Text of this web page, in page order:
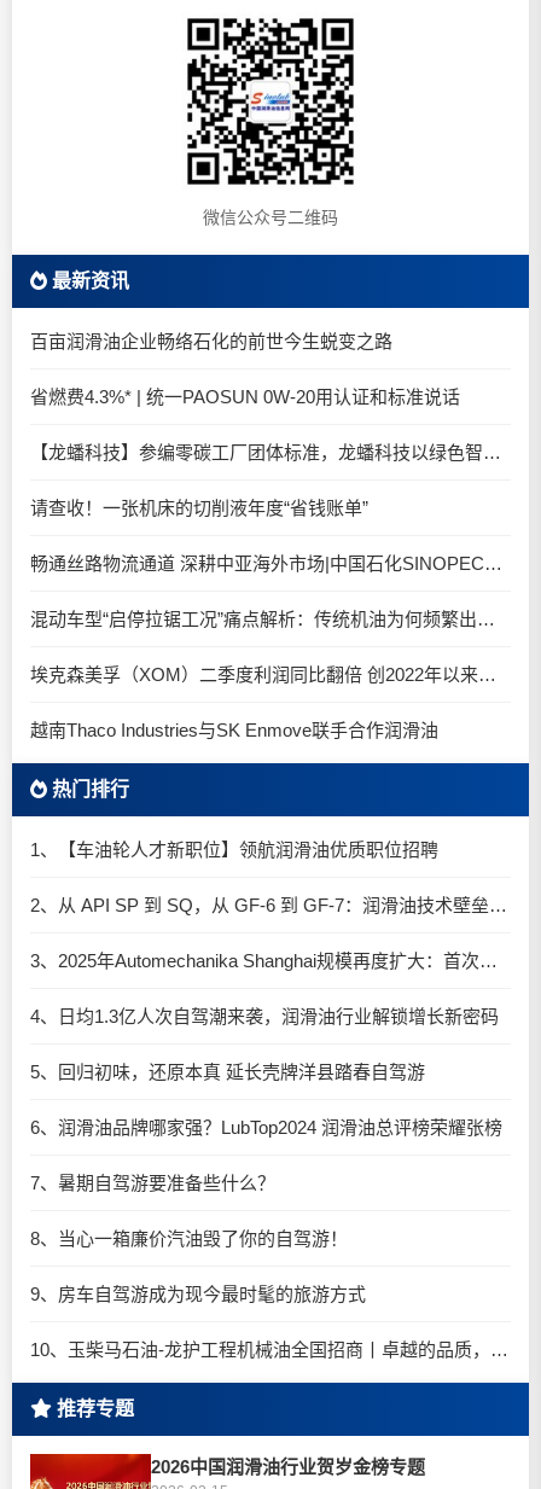
微信公众号二维码
最新资讯
百亩润滑油企业畅络石化的前世今生蜕变之路
省燃费4.3%* | 统一PAOSUN 0W-20用认证和标准说话
【龙蟠科技】参编零碳工厂团体标准，龙蟠科技以绿色智造锚定零碳未来
请查收！一张机床的切削液年度“省钱账单”
畅通丝路物流通道 深耕中亚海外市场|中国石化SINOPEC润滑油北京-阿拉木图图定班列顺利抵达
混动车型“启停拉锯工况”痛点解析：传统机油为何频繁出现油泥堆积？
埃克森美孚（XOM）二季度利润同比翻倍 创2022年以来新高
越南Thaco Industries与SK Enmove联手合作润滑油
热门排行
1、【车油轮人才新职位】领航润滑油优质职位招聘
2、从 API SP 到 SQ，从 GF-6 到 GF-7：润滑油技术壁垒再升高，你准备好了吗？
3、2025年Automechanika Shanghai规模再度扩大：首次启用国家会展中心（上海）全部15个展馆
4、日均1.3亿人次自驾潮来袭，润滑油行业解锁增长新密码​
5、回归初味，还原本真 延长壳牌洋县踏春自驾游
6、润滑油品牌哪家强？LubTop2024 润滑油总评榜荣耀张榜
7、暑期自驾游要准备些什么？
8、当心一箱廉价汽油毁了你的自驾游！
9、房车自驾游成为现今最时髦的旅游方式
10、玉柴马石油-龙护工程机械油全国招商丨卓越的品质，专业的品牌！
推荐专题
2026中国润滑油行业贺岁金榜专题